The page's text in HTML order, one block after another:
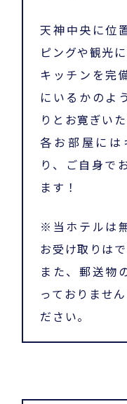
天神中央に位
ピングや観光に
キッチンを完
にいるかのよ
りとお寛ぎいた
各お部屋に
り、ご自身で
ます！
※当ホテルは
お受け取りはで
また、郵送物
っておりませ
ださい。